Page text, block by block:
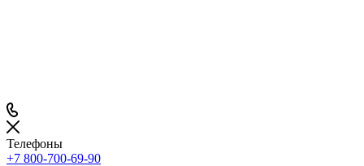
Телефоны
+7 800-700-69-90